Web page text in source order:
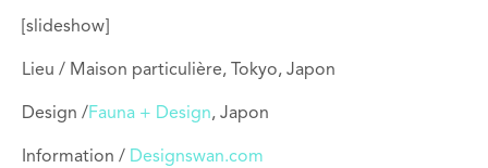
[slideshow]
Lieu / Maison particulière, Tokyo, Japon
Design /Fauna + Design, Japon
Information / Designswan.com